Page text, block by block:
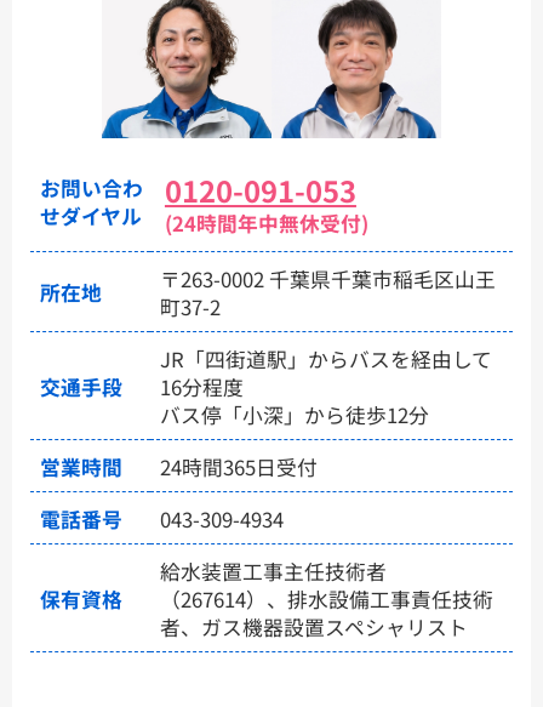
お問い合わ
せダイヤル
0120-091-053
(24時間年中無休受付)
所在地
〒263-0002 千葉県千葉市稲毛区山王
町37-2
交通手段
JR「四街道駅」からバスを経由して
16分程度
バス停「小深」から徒歩12分
営業時間
24時間365日受付
電話番号
043-309-4934
保有資格
給水装置工事主任技術者
（267614）、排水設備工事責任技術
者、ガス機器設置スペシャリスト